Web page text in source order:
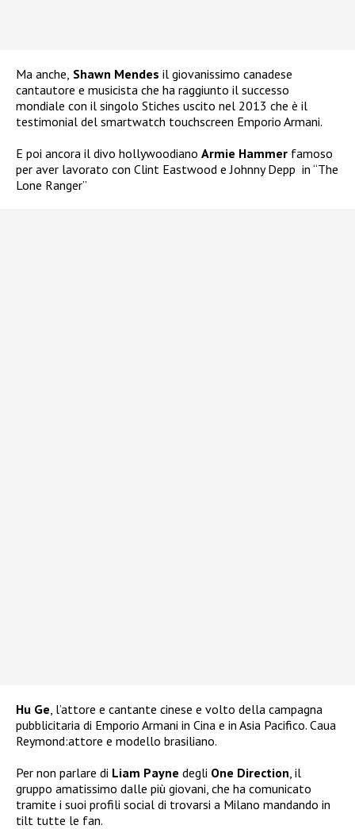
Ma anche, Shawn Mendes il giovanissimo canadese
cantautore e musicista che ha raggiunto il successo
mondiale con il singolo Stiches uscito nel 2013 che è il
testimonial del smartwatch touchscreen Emporio Armani.
E poi ancora il divo hollywoodiano Armie Hammer famoso
per aver lavorato con Clint Eastwood eJohnny Depp in “The
Lone Ranger”
Hu Ge , l’attore e cantante cinese e volto della campagna
pubblicitaria di Emporio Armani in Cina e in Asia Pacifico. Caua
Reymond:attore e modello brasiliano.
Per non parlare di Liam Payne degli One Direction , il
gruppo amatissimo dalle più giovani, che ha comunicato
tramite i suoi profili social di trovarsi a Milano mandando in
tilt tutte le fan.